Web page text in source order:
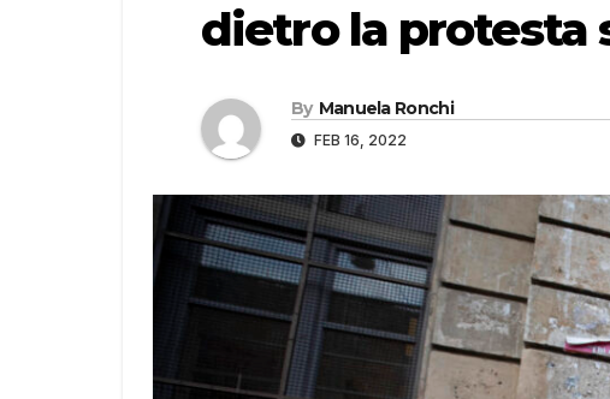
dietro la protesta
By Manuela Ronchi
FEB 16, 2022